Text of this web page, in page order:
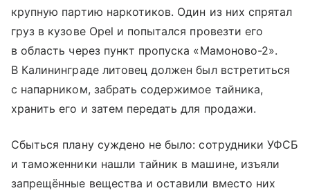
крупную партию наркотиков. Один из них спрятал
груз в кузове Opel и попытался провезти его
в область через пункт пропуска «Мамоново-2».
В Калининграде литовец должен был встретиться
с напарником, забрать содержимое тайника,
хранить его и затем передать для продажи.
Сбыться плану суждено не было: сотрудники УФСБ
и таможенники нашли тайник в машине, изъяли
запрещённые вещества и оставили вместо них